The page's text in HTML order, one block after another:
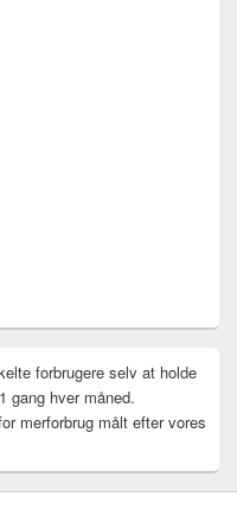
forbrugere selv at holde
gang hver måned.
merforbrug målt efter vores